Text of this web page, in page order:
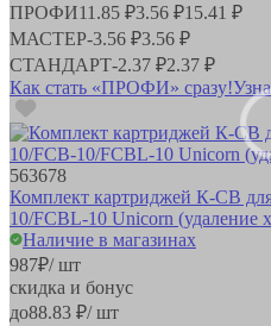
ПРОФИ11.85 ₽3.56 ₽15.41 ₽
МАСТЕР-3.56 ₽3.56 ₽
СТАНДАРТ-2.37 ₽2.37 ₽
Как стать «ПРОФИ» сразу!
563678
Комплект картриджей К-СB
10/FCBL-10 Unicorn (удаление
Наличие в магазинах
987₽/ шт
скидка и бонус
до88.83 ₽/ шт